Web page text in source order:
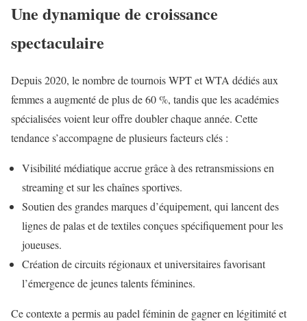
Une dynamique de croissance
spectaculaire
Depuis 2020, le nombre de tournois WPT et WTA dédiés aux
femmes a augmenté de plus de 60 %, tandis que les académies
spécialisées voient leur offre doubler chaque année. Cette
tendance s’accompagne de plusieurs facteurs clés :
Visibilité médiatique accrue grâce à des retransmissions en
streaming et sur les chaînes sportives.
Soutien des grandes marques d’équipement, qui lancent des
lignes de palas et de textiles conçues spécifiquement pour les
joueuses.
Création de circuits régionaux et universitaires favorisant
l’émergence de jeunes talents féminines.
Ce contexte a permis au padel féminin de gagner en légitimité et